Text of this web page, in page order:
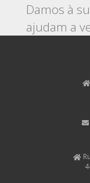
Damos à
ajudam a